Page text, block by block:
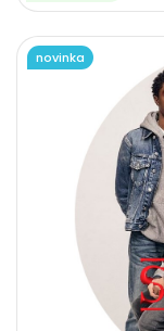
novinka